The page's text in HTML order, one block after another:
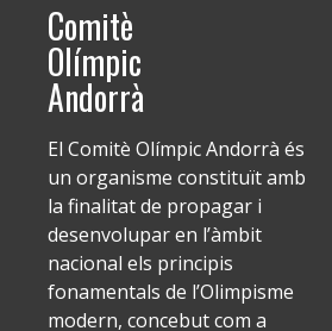
Comitè
Olímpic
Andorrà
El Comitè Olímpic Andorrà és
un organisme constituït amb
la finalitat de propagar i
desenvolupar en l’àmbit
nacional els principis
fonamentals de l’Olimpisme
modern, concebut com a